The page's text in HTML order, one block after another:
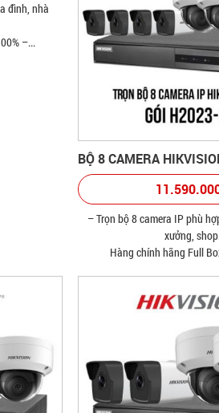
đình, nhà
–...
– Trọn bộ 8 camera IP phù
xưởng,
Hàng chính hãng Full